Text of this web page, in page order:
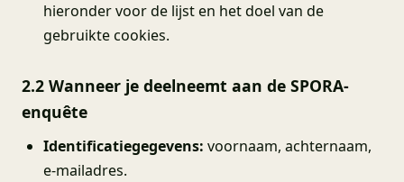
hieronder voor de lijst en het doel van de
gebruikte cookies.
2.2 Wanneer je deelneemt aan de SPORA-
enquête
Identificatiegegevens: voornaam, achternaam,
e-mailadres.